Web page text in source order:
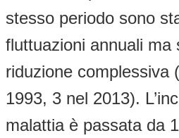
stesso periodo sono
fluttuazioni annuali ma
riduzione complessiva
1993, 3 nel 2013).
malattia è passata da